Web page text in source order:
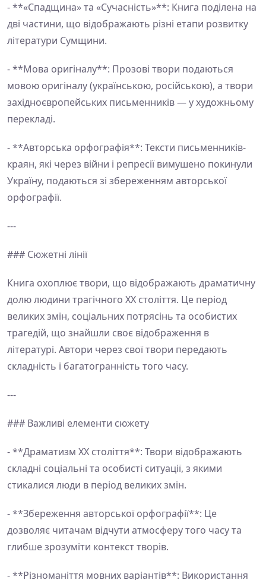
- **«Спадщина» та «Сучасність»**: Книга поділена на
дві частини, що відображають різні етапи розвитку
літератури Сумщини.
- **Мова оригіналу**: Прозові твори подаються
мовою оригіналу (українською, російською), а твори
західноєвропейських письменників — у художньому
перекладі.
- **Авторська орфографія**: Тексти письменників-
краян, які через війни і репресії вимушено покинули
Україну, подаються зі збереженням авторської
орфографії.
---
### Сюжетні лінії
Книга охоплює твори, що відображають драматичну
долю людини трагічного ХХ століття. Це період
великих змін, соціальних потрясінь та особистих
трагедій, що знайшли своє відображення в
літературі. Автори через свої твори передають
складність і багатогранність того часу.
---
### Важливі елементи сюжету
- **Драматизм ХХ століття**: Твори відображають
складні соціальні та особисті ситуації, з якими
стикалися люди в період великих змін.
- **Збереження авторської орфографії**: Це
дозволяє читачам відчути атмосферу того часу та
глибше зрозуміти контекст творів.
- **Різноманіття мовних варіантів**: Використання